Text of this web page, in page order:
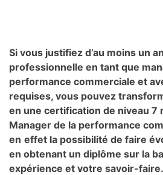
Si vous justifiez d’au moins un
professionnelle en tant que
performance commerciale et
requises, vous pouvez
en une certification de niveau 7
Manager de la performance
en effet la possibilité de faire
en obtenant un diplôme sur la
expérience et votre savoir-